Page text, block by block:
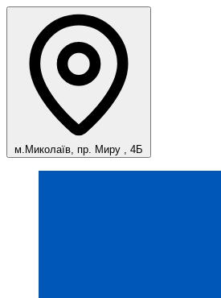
м.Миколаїв, пр. Миру , 4Б